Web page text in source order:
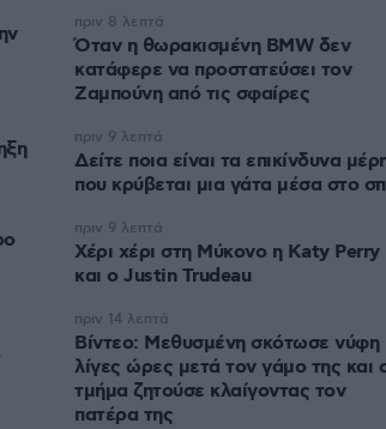
Όταν η θωρακισμένη BMW δεν
κατάφερε να προστατεύσει τον
Ζαμπούνη από τις σφαίρες
πριν 8 λεπτά
Δείτε ποια είναι τα επικίνδυνα
που κρύβεται μια γάτα μέσα στο
πριν 9 λεπτά
Χέρι χέρι στη Μύκονο η Katy Perry
και ο Justin Trudeau
πριν 9 λεπτά
Βίντεο: Μεθυσμένη σκότωσε νύφη
λίγες ώρες μετά τον γάμο της και
τμήμα ζητούσε κλαίγοντας τον
πατέρα της
πριν 14 λεπτά